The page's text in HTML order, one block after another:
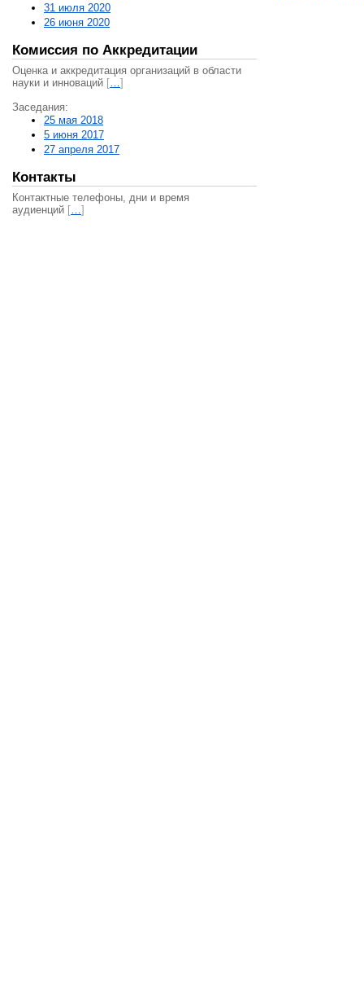
31 июля 2020
26 июня 2020
Комиссия по Аккредитации
Оценка и аккредитация организаций в области
науки и инноваций […]
Заседания:
25 мая 2018
5 июня 2017
27 апреля 2017
Контакты
Контактные телефоны, дни и время
аудиенций […]